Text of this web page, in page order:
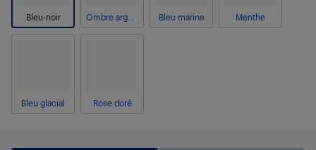
Bleu-noir Bleu marine Menthe
Bleu glacial Rose doré